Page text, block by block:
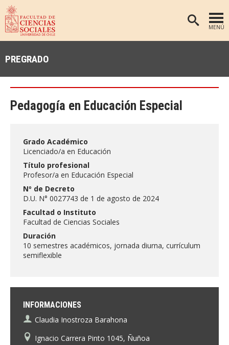
MENÚ
DEPARTAMENTOS
ANTROPOLOGÍA
TRABAJO SOCIAL
PREGRADO
INVESTIGACIÓN
PUBLICACIONES
EXTENSIÓN
BIBLIOTECA
ACADÉMICOS
EGRESADOS
PREGRADO
Pedagogía en Educación Especial
INFORMACIONES
Claudia Inostroza Barahona
Ignacio Carrera Pinto 1045, Ñuñoa
Grado Académico
Licenciado/a en Educación
Título profesional
Profesor/a en Educación Especial
Nº de Decreto
D.U. N° 0027743 de 1 de agosto de 2024
Facultad o Instituto
Facultad de Ciencias Sociales
Duración
10 semestres académicos, jornada diurna, currículum
semiflexible